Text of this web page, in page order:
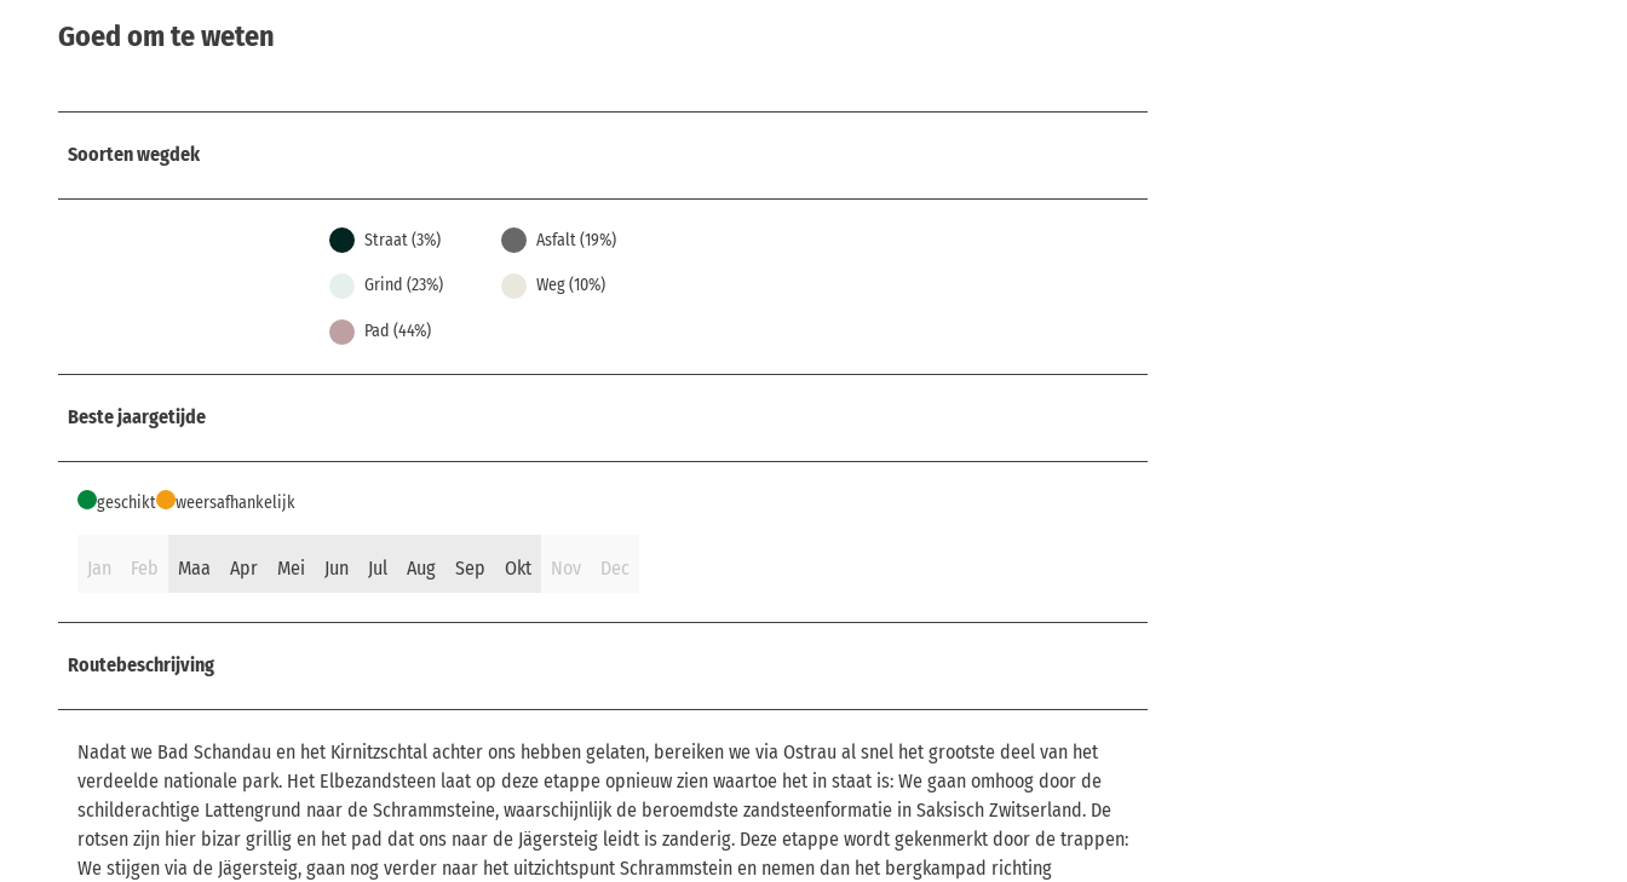
Goed om te weten
Soorten wegdek
Straat (3%) Asfalt (19%)
Grind (23%) Weg (10%)
Pad (44%)
Beste jaargetijde
geschikt weersafhankelijk
Jan Feb Maa Apr Mei Jun Jul Aug Sep Okt Nov Dec
Routebeschrijving
Nadat we Bad Schandau en het Kirnitzschtal achter ons hebben gelaten, bereiken we via Ostrau al snel het grootste deel van het
verdeelde nationale park. Het Elbezandsteen laat op deze etappe opnieuw zien waartoe het in staat is: We gaan omhoog door de
schilderachtige Lattengrund naar de Schrammsteine, waarschijnlijk de beroemdste zandsteenformatie in Saksisch Zwitserland. De
rotsen zijn hier bizar grillig en het pad dat ons naar de Jägersteig leidt is zanderig. Deze etappe wordt gekenmerkt door de trappen:
We stijgen via de Jägersteig, gaan nog verder naar het uitzichtspunt Schrammstein en nemen dan het bergkampad richting